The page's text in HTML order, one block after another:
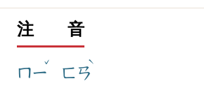
注 音
ㄇㄧ
ˇ
ㄈㄢ
ˋ